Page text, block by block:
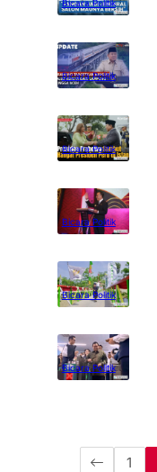
Bicara Politik
Bicara Politik
Bicara Politik
Bicara Politik
Bicara Politik
Bicara Politik
1